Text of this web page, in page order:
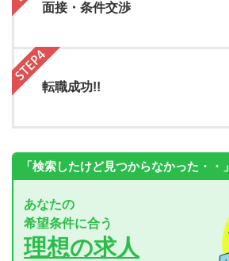
面接・条件交渉
転職成功!!
「検索したけど見つからなかった・・」
あなたの
希望条件に合う
理想の求人